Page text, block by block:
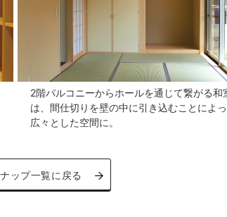
2階バルコニーからホールを通じて繋がる和
は、間仕切りを壁の中に引き込むことによ
広々とした空間に。
ップ一覧に戻る